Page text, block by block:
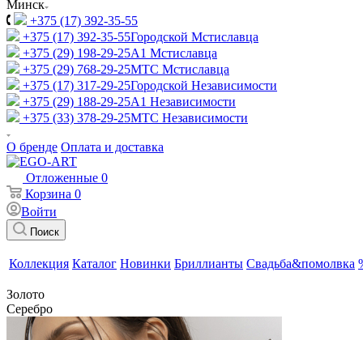
Минск
+375 (17) 392-35-55
+375 (17) 392-35-55Городской Мстиславца
+375 (29) 198-29-25A1 Мстиславца
+375 (29) 768-29-25МТС Мстиславца
+375 (17) 317-29-25Городской Независимости
+375 (29) 188-29-25A1 Независимости
+375 (33) 378-29-25МТС Независимости
О бренде Оплата и доставка
Отложенные 0
Корзина 0
Войти
Поиск
Коллекция Каталог Новинки Бриллианты Свадьба&помолвка
Золото
Серебро